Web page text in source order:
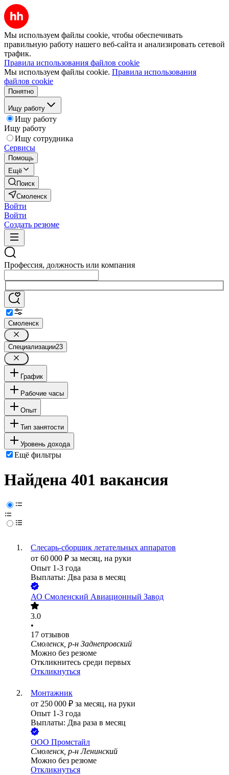
Мы используем файлы cookie, чтобы обеспечивать
правильную работу нашего веб-сайта и анализировать сетевой
трафик.
Правила использования файлов cookie
Мы используем файлы cookie. Правила использования
файлов cookie
Понятно
Ищу работу
Ищу работу
Ищу работу
Ищу сотрудника
Сервисы
Помощь
Ещё
Поиск
Смоленск
Войти
Войти
Создать резюме
Профессия, должность или компания
Смоленск
Специализации23
График
Рабочие часы
Опыт
Тип занятости
Уровень дохода
Ещё фильтры
Найдена 401 вакансия
Слесарь-сборщик летательных аппаратов
от 60 000 ₽ за месяц, на руки
Опыт 1-3 года
Выплаты: Два раза в месяц
АО Смоленский Авиационный Завод
3.0
•
17 отзывов
Смоленск, р-н Заднепровский
Можно без резюме
Откликнитесь среди первых
Откликнуться
Монтажник
от 250 000 ₽ за месяц, на руки
Опыт 1-3 года
Выплаты: Два раза в месяц
ООО Промстайл
Смоленск, р-н Ленинский
Можно без резюме
Откликнуться